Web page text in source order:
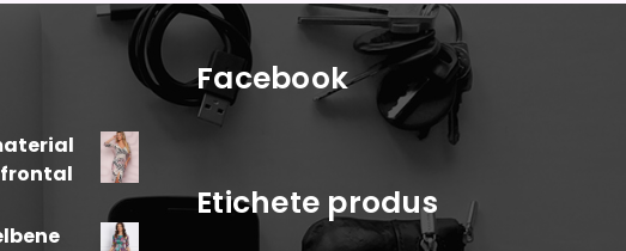
frontal
Facebook
Etichete produs